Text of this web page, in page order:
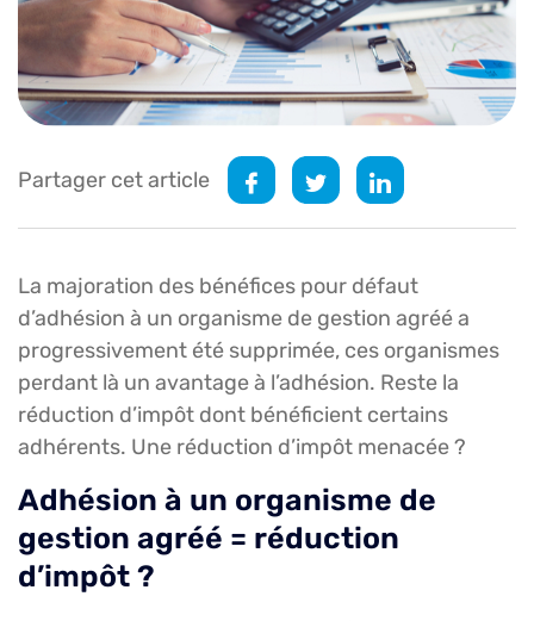
Partager cet article
La majoration des bénéfices pour défaut
d’adhésion à un organisme de gestion agréé a
progressivement été supprimée, ces organismes
perdant là un avantage à l’adhésion. Reste la
réduction d’impôt dont bénéficient certains
adhérents. Une réduction d’impôt menacée ?
Adhésion à un organisme de
gestion agréé = réduction
d’impôt ?